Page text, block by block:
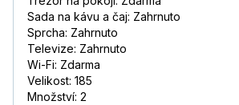
Sada na kávu a čaj: Zahrnuto
Sprcha: Zahrnuto
Televize: Zahrnuto
Wi-Fi: Zdarma
Velikost: 185
Množství: 2